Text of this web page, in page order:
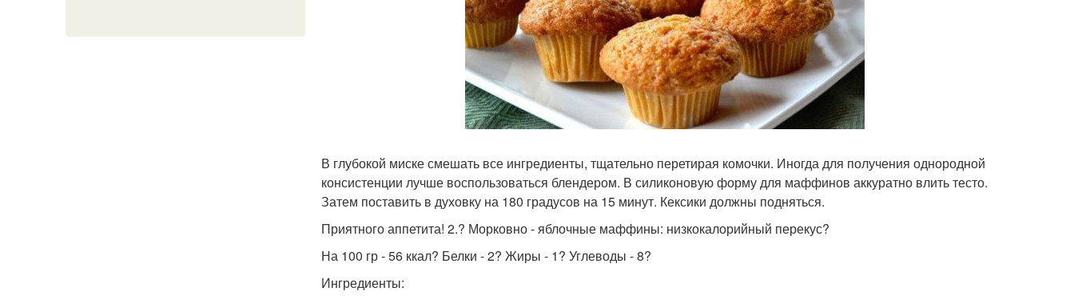
В глубокой миске смешать все ингредиенты, тщательно перетирая комочки. Иногда для получения однородной
консистенции лучше воспользоваться блендером. В силиконовую форму для маффинов аккуратно влить тесто.
Затем поставить в духовку на 180 градусов на 15 минут. Кексики должны подняться.
Приятного аппетита! 2.? Морковно - яблочные маффины: низкокалорийный перекус?
На 100 гр - 56 ккал? Белки - 2? Жиры - 1? Углеводы - 8?
Ингредиенты: